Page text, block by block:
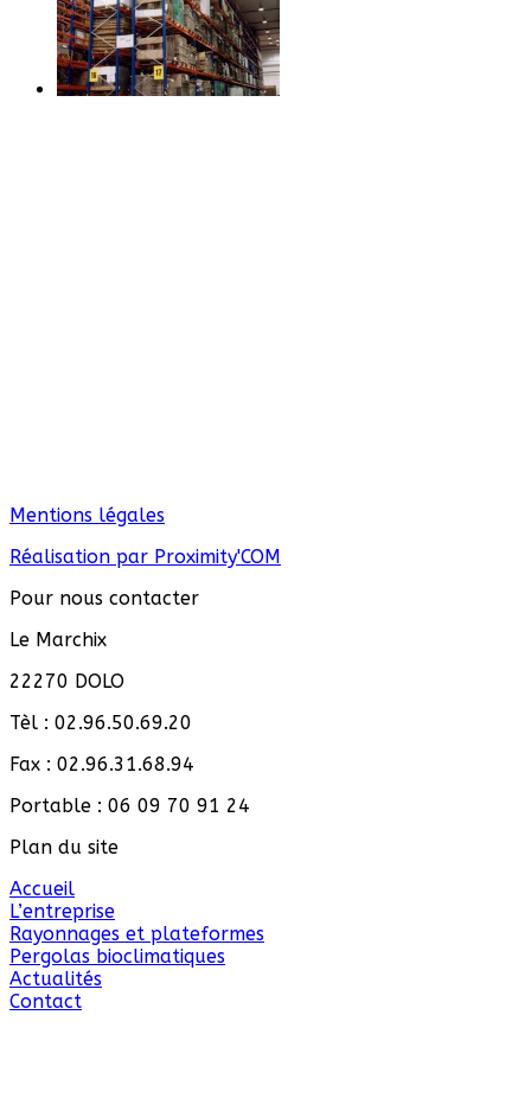
Mentions légales
Réalisation par Proximity'COM
Pour nous contacter
Le Marchix
22270 DOLO
Tèl : 02.96.50.69.20
Fax : 02.96.31.68.94
Portable : 06 09 70 91 24
Plan du site
Accueil
L’entreprise
Rayonnages et plateformes
Pergolas bioclimatiques
Actualités
Contact